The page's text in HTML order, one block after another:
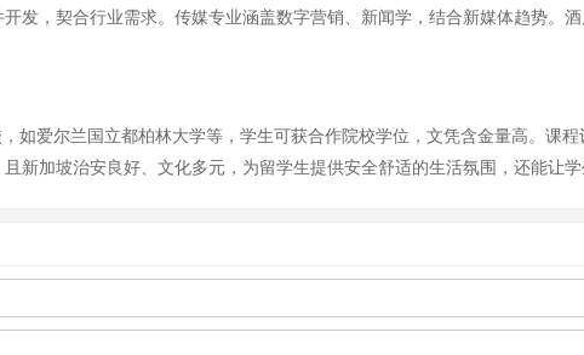
发，契合行业需求。传媒专业涵盖数字营销、新闻学，结合新媒体趋势。
如爱尔兰国立都柏林大学等，学生可获合作院校学位，文凭含金量高。课
新加坡治安良好、文化多元，为留学生提供安全舒适的生活氛围，还能让学